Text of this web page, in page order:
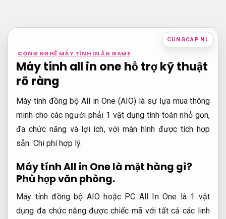
nội
CUNGCAP.NL
CÔNG NGHỆ MÁY TÍNH IN ẤN GAME
Máy tính all in one hỗ trợ kỹ thuật
rõ ràng
Máy tính đồng bộ All in One (AIO) là sự lựa mua thông
minh cho các người phải 1 vật dụng tính toán nhỏ gọn,
đa chức năng và lợi ích, với màn hình được tích hợp
sẵn. Chi phí hợp lý.
Máy tính All in One là mặt hàng gì?
Phù hợp văn phòng.
Máy tính đồng bộ AIO hoặc PC All In One là 1 vật
dụng đa chức năng được chiếc mã với tất cả các linh